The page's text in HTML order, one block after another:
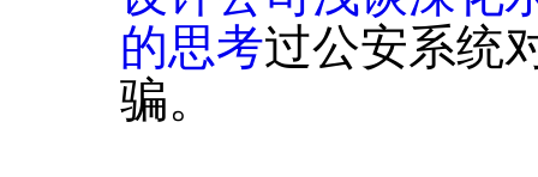
的思考过公安系统
骗。